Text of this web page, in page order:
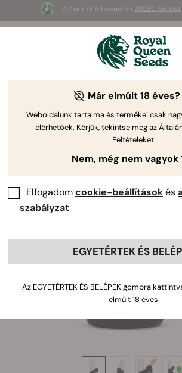
4.7 out of 5 based on 58690 reviews
Triple G Autoaz első
Már elmúlt 18 éves?
Weboldalunk tartalma és termékei csak
elérhetőek. Kérjük, tekintse meg az
Feltételeket.
Nem, még nem vagyok
Elfogadomcookie-beállításokés
szabályzat
EGYETÉRTEK ÉS
Az EGYETÉRTEK ÉS BELÉPEK gombra
elmúlt 18 éves